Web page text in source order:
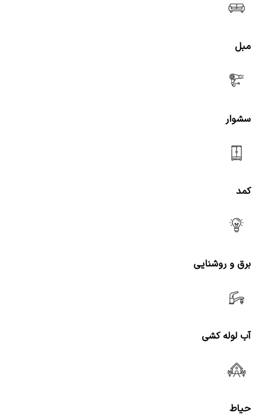
مبل
سشوار
کمد
برق و روشنایی
آب لوله کشی
حیاط